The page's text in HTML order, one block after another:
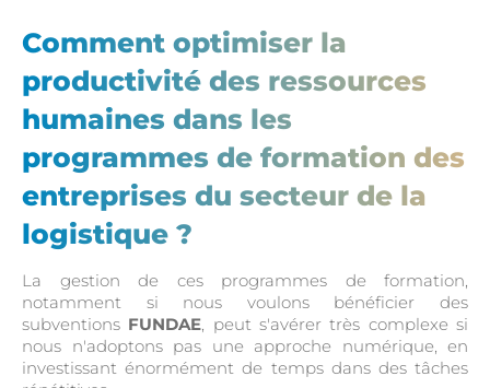
Comment optimiser la
productivité des ressources
humaines dans les
programmes de formation des
entreprises du secteur de la
logistique ?
La gestion de ces programmes de formation,
notamment si nous voulons bénéficier des
subventions FUNDAE, peut s'avérer très complexe si
nous n'adoptons pas une approche numérique, en
investissant énormément de temps dans des tâches